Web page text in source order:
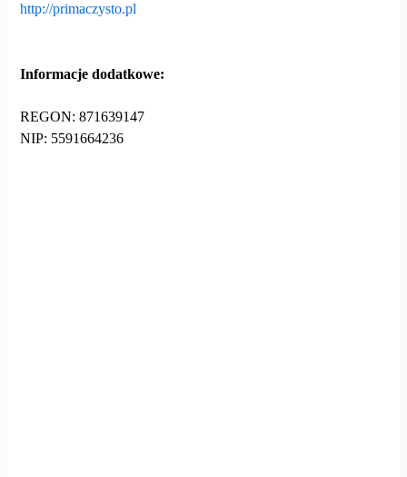
http://primaczysto.pl
Informacje dodatkowe:
REGON: 871639147
NIP: 5591664236